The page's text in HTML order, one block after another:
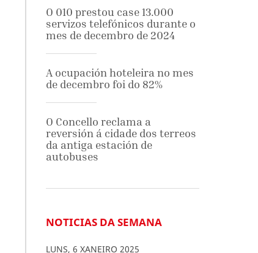
O 010 prestou case 13.000
servizos telefónicos durante o
mes de decembro de 2024
A ocupación hoteleira no mes
de decembro foi do 82%
O Concello reclama a
reversión á cidade dos terreos
da antiga estación de
autobuses
NOTICIAS DA SEMANA
LUNS, 6 XANEIRO 2025